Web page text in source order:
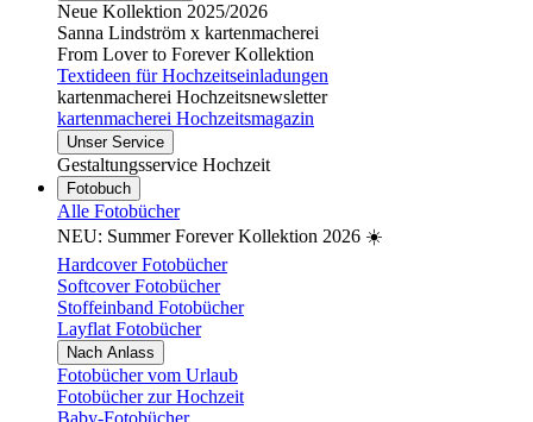
Neue Kollektion 2025/2026
Sanna Lindström x kartenmacherei
From Lover to Forever Kollektion
Textideen für Hochzeitseinladungen
kartenmacherei Hochzeitsnewsletter
kartenmacherei Hochzeitsmagazin
Unser Service
Gestaltungsservice Hochzeit
Fotobuch
Alle Fotobücher
NEU: Summer Forever Kollektion 2026 ☀️
Hardcover Fotobücher
Softcover Fotobücher
Stoffeinband Fotobücher
Layflat Fotobücher
Nach Anlass
Fotobücher vom Urlaub
Fotobücher zur Hochzeit
Baby-Fotobücher